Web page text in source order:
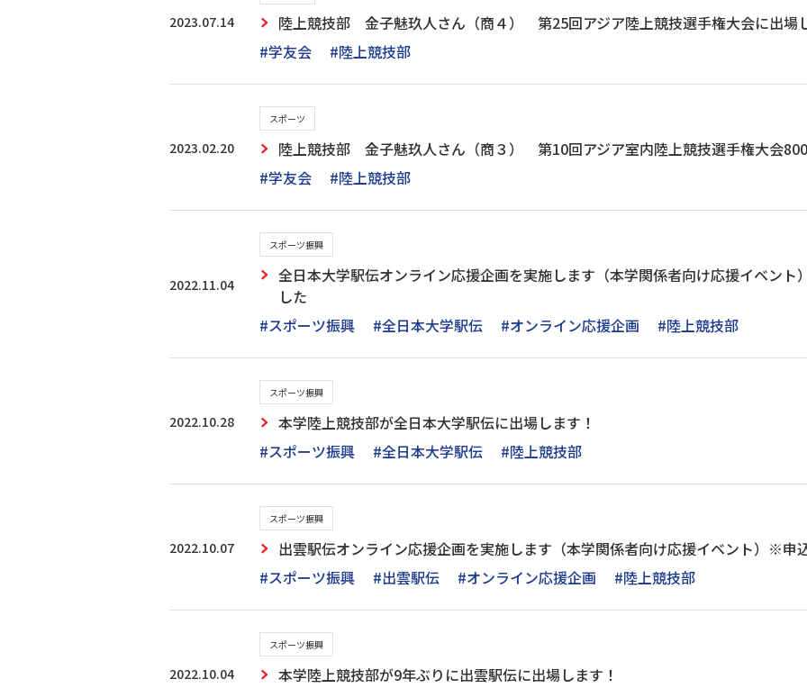
2023.07.14
陸上競技部 金子魅玖人さん（商４） 第25回アジア陸上競技選手権大会に出場
#学友会
#陸上競技部
2023.02.20
スポーツ
陸上競技部 金子魅玖人さん（商３） 第10回アジア室内陸上競技選手権大会
#学友会
#陸上競技部
2022.11.04
スポーツ振興
全日本大学駅伝オンライン応援企画を実施します（本学関係者向け応援イベン
した
#スポーツ振興
#全日本大学駅伝 #オンライン応援企画 #陸上競技部
2022.10.28
スポーツ振興
本学陸上競技部が全日本大学駅伝に出場します！
#スポーツ振興
#全日本大学駅伝 #陸上競技部
2022.10.07
スポーツ振興
出雲駅伝オンライン応援企画を実施します（本学関係者向け応援イベント）※申
#スポーツ振興
#出雲駅伝 #オンライン応援企画 #陸上競技部
2022.10.04
スポーツ振興
本学陸上競技部が9年ぶりに出雲駅伝に出場します！